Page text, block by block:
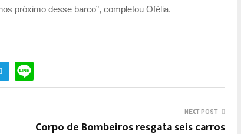
próximo desse barco”, completou Ofélia.
NEXT POST
Corpo de Bombeiros resgata seis carros